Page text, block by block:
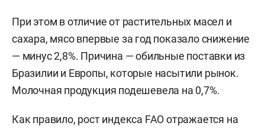
При этом в отличие от растительных масел и
сахара, мясо впервые за год показало снижение
— минус 2,8%. Причина — обильные поставки из
Бразилии и Европы, которые насытили рынок.
Молочная продукция подешевела на 0,7%.
Как правило, рост индекса FAO отражается на